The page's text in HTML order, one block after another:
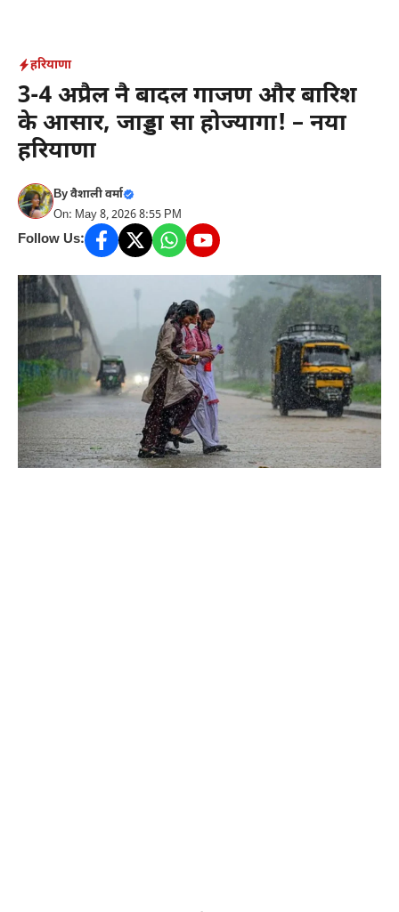
content
हरियाणा
3-4 अप्रैल नै बादल गाजण और बारिश
के आसार, जाड्डा सा होज्यागा! – नया
हरियाणा
Byवैशाली वर्मा
On: May 8, 2026 8:55 PM
Follow Us: